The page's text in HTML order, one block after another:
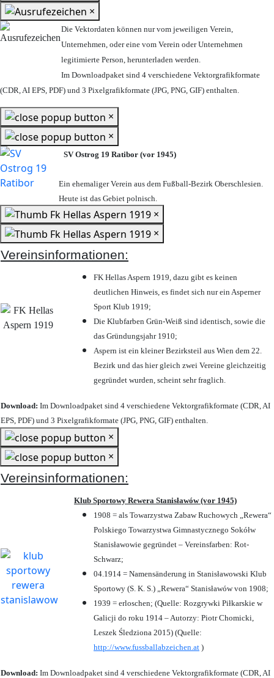
×
Die Vektordaten können nur vom jeweiligen Verein,
Unternehmen, oder eine vom Verein oder Unternehmen
legitimierte Person, herunterladen werden.
Im Downloadpaket sind 4 verschiedene Vektorgrafikformate
(CDR, AI EPS, PDF) und 3 Pixelgrafikformate (JPG, PNG, GIF) enthalten.
×
×
SV Ostrog 19 Ratibor (vor 1945)
Ein ehemaliger Verein aus dem Fußball-Bezirk Oberschlesien.
Heute ist das Gebiet polnisch.
×
×
Vereinsinformationen:
FK Hellas Aspern 1919, dazu gibt es keinen
deutlichen Hinweis, es findet sich nur ein Asperner
Sport Klub 1919;
Die Klubfarben Grün-Weiß sind identisch, sowie die
das Gründungsjahr 1910;
Aspern ist ein kleiner Bezirksteil aus Wien dem 22.
Bezirk und das hier gleich zwei Vereine gleichzeitig
gegründet wurden, scheint sehr fraglich.
Download: Im Downloadpaket sind 4 verschiedene Vektorgrafikformate (CDR, AI
EPS, PDF) und 3 Pixelgrafikformate (JPG, PNG, GIF) enthalten.
×
×
Vereinsinformationen:
Klub Sportowy Rewera Stanisławów (vor 1945)
1908 = als Towarzystwa Zabaw Ruchowych „Rewera“
Polskiego Towarzystwa Gimnastycznego Sokółw
Stanisławowie gegründet – Vereinsfarben: Rot-
Schwarz;
04.1914 = Namensänderung in Stanisławowski Klub
Sportowy (S. K. S.) „Rewera“ Stanisławów von 1908;
1939 = erloschen; (Quelle: Rozgrywki Piłkarskie w
Galicji do roku 1914 – Autorzy: Piotr Chomicki,
Leszek Śledziona 2015) (Quelle:
http://www.fussballabzeichen.at )
Download: Im Downloadpaket sind 4 verschiedene Vektorgrafikformate (CDR, AI